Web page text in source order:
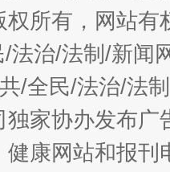
权所有，网站
法治/法制/新闻
/全民/法治/法
独家协办发布
康网站和报